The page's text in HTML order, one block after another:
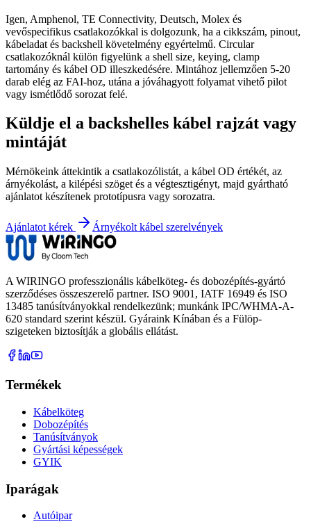
Igen, Amphenol, TE Connectivity, Deutsch, Molex és
vevőspecifikus csatlakozókkal is dolgozunk, ha a cikkszám, pinout,
kábeladat és backshell követelmény egyértelmű. Circular
csatlakozóknál külön figyelünk a shell size, keying, clamp
tartomány és kábel OD illeszkedésére. Mintához jellemzően 5-20
darab elég az FAI-hoz, utána a jóváhagyott folyamat vihető pilot
vagy ismétlődő sorozat felé.
Küldje el a backshelles kábel rajzát vagy
mintáját
Mérnökeink áttekintik a csatlakozólistát, a kábel OD értékét, az
árnyékolást, a kilépési szöget és a végtesztigényt, majd gyártható
ajánlatot készítenek prototípusra vagy sorozatra.
Ajánlatot kérek Árnyékolt kábel szerelvények
A WIRINGO professzionális kábelköteg- és dobozépítés-gyártó
szerződéses összeszerelő partner. ISO 9001, IATF 16949 és ISO
13485 tanúsítványokkal rendelkezünk; munkánk IPC/WHMA-A-
620 standard szerint készül. Gyáraink Kínában és a Fülöp-
szigeteken biztosítják a globális ellátást.
Termékek
Kábelköteg
Dobozépítés
Tanúsítványok
Gyártási képességek
GYIK
Iparágak
Autóipar